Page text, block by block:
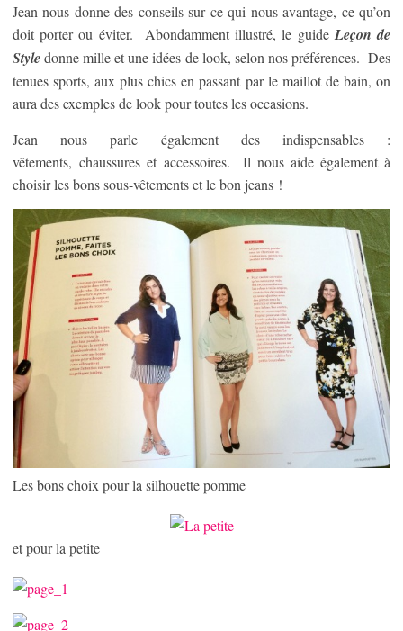
Jean nous donne des conseils sur ce qui nous avantage, ce qu’on
doit porter ou éviter. Abondamment illustré, le guideLeçon de
Styledonne mille et une idées de look, selon nos préférences. Des
tenues sports, aux plus chics en passant par le maillot de bain, on
aura des exemples de look pour toutes les occasions.
Jean nous parle également des indispensables :
vêtements, chaussures et accessoires. Il nous aide également à
choisir les bons sous-vêtements et le bon jeans !
Les bons choix pour la silhouette pomme
et pour la petite